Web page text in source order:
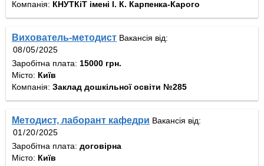
Компанія: КНУТКіТ імені І. К. Карпенка-Карого
Вихователь-методист Вакансія від:
Заробітна плата: 15000 грн.
Місто: Київ
Компанія: Заклад дошкільної освіти №285
Методист, лаборант кафедри Вакансія від:
Заробітна плата: договірна
Місто: Київ